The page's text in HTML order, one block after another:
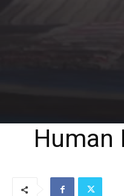
Human